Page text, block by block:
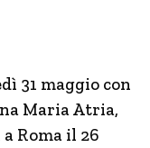
31 maggio con
Maria Atria,
Roma il 26